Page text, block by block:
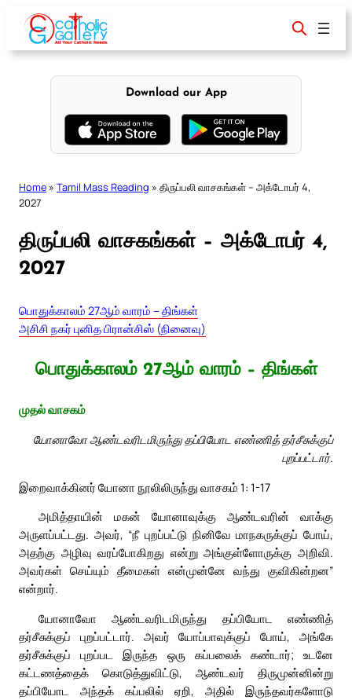
content
Download our App
Home » Tamil Mass Reading » திருப்பலி வாசகங்கள் – அக்டோபர் 4,
2027
திருப்பலி வாசகங்கள் – அக்டோபர் 4,
2027
பொதுக்காலம் 27ஆம் வாரம் – திங்கள்
அசிசி நகர் புனித பிரான்சிஸ் (நினைவு)
பொதுக்காலம் 27ஆம் வாரம் – திங்கள்
முதல் வாசகம்
யோனாவோ ஆண்டவரிடமிருந்து தப்பியோட எண்ணித் தர்சீசுக்குப்
புறப்பட்டார்.
இறைவாக்கினர் யோனா நூலிலிருந்து வாசகம் 1: 1-17
அமித்தாயின் மகன் யோனாவுக்கு ஆண்டவரின் வாக்கு
அருளப்பட்டது. அவர், “நீ புறப்பட்டு நினிவே மாநகருக்குப் போய்,
அதற்கு அழிவு வரப்போகிறது என்று அங்குள்ளோருக்கு அறிவி.
அவர்கள் செய்யும் தீமைகள் என்முன்னே வந்து குவிகின்றன”
என்றார்.
யோனாவோ ஆண்டவரிடமிருந்து தப்பியோட எண்ணித்
தர்சீசுக்குப் புறப்பட்டார். அவர் யோப்பாவுக்குப் போய், அங்கே
தர்சீசுக்குப் புறப்பட இருந்த ஒரு கப்பலைக் கண்டார்; உடனே
கட்டணத்தைக் கொடுத்துவிட்டு, ஆண்டவர் திருமுன்னின்று
தப்பியோட அந்தக் கப்பலில் ஏறி, அதில் இருந்தவர்களோடு